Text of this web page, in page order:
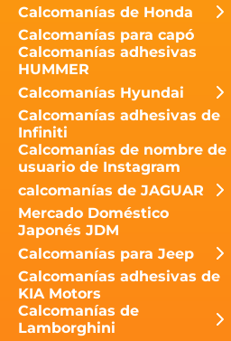
Calcomanías de Honda
Calcomanías para capó
Calcomanías adhesivas
HUMMER
Calcomanías Hyundai
Calcomanías adhesivas de
Infiniti
Calcomanías de nombre de
usuario de Instagram
calcomanías de JAGUAR
Mercado Doméstico
Japonés JDM
Calcomanías para Jeep
Calcomanías adhesivas de
KIA Motors
Calcomanías de
Lamborghini